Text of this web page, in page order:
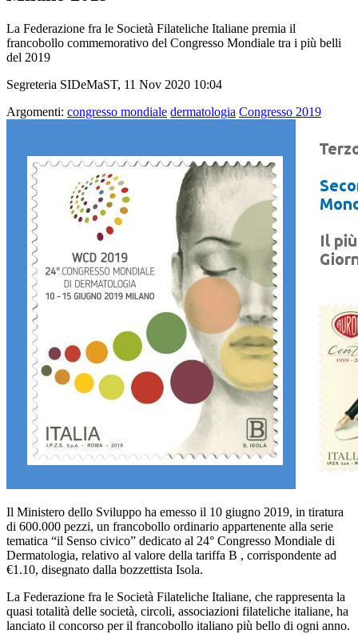
La Federazione fra le Società Filateliche Italiane premia il
francobollo commemorativo del Congresso Mondiale tra i più belli
del 2019
Segreteria SIDeMaST, 11 Nov 2020 10:04
Argomenti: congresso mondiale dermatologia Congresso 2019
Il Ministero dello Sviluppo ha emesso il 10 giugno 2019, in tiratura
di 600.000 pezzi, un francobollo ordinario appartenente alla serie
tematica “il Senso civico” dedicato al 24° Congresso Mondiale di
Dermatologia, relativo al valore della tariffa B , corrispondente ad
€1.10, disegnato dalla bozzettista Isola.
La Federazione fra le Società Filateliche Italiane, che rappresenta la
quasi totalità delle società, circoli, associazioni filateliche italiane, ha
lanciato il concorso per il francobollo italiano più bello di ogni anno.